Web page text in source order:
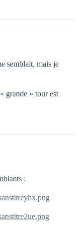
semblait, mais je
grande » tour est
: